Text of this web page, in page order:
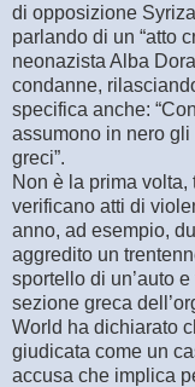
di opposizione
parlando di un “atto
neonazista Alba
condanne,
specifica anche:
assumono in nero
greci”.
Non è la prima
verificano atti di
anno, ad esempio,
aggredito un
sportello di un’auto
sezione greca
World ha dichiarato
giudicata come un
accusa che implica